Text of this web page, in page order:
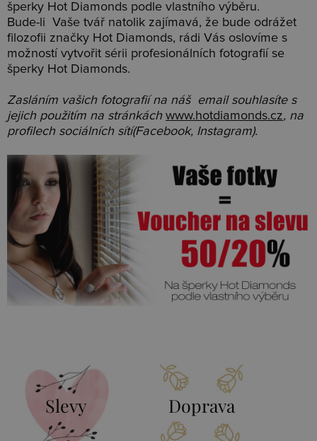
šperky Hot Diamonds podle vlastního výběru.
Bude-li Vaše tvář natolik zajímavá, že bude odrážet
filozofii značky Hot Diamonds, rádi Vás oslovíme s
možností vytvořit sérii profesionálních fotografií se
šperky Hot Diamonds.
Zasláním vašich fotografií na náš email souhlasíte s
jejich použitím na stránkách www.hotdiamonds.cz, na
profilech sociálních sítí(Facebook, Instagram).
Slevy Doprava